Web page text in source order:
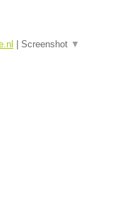
| Screenshot ▼